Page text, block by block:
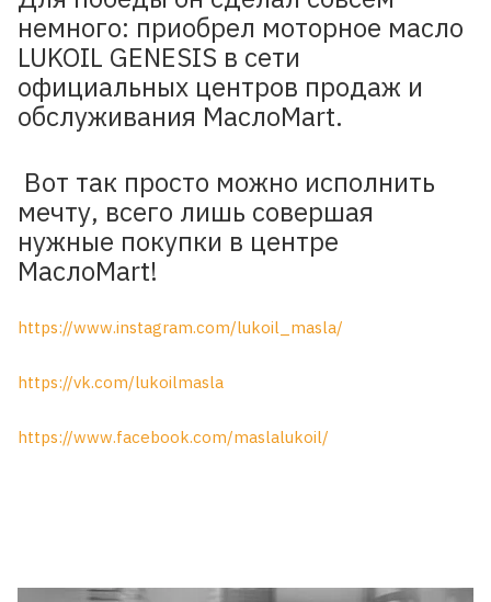
немного: приобрел моторное масло
LUKOIL GENESIS в сети
официальных центров продаж и
обслуживания МаcлоMart.
Вот так просто можно исполнить
мечту, всего лишь совершая
нужные покупки в центре
МаcлоMart!
https://www.instagram.com/lukoil_masla/
https://vk.com/lukoilmasla
https://www.facebook.com/maslalukoil/